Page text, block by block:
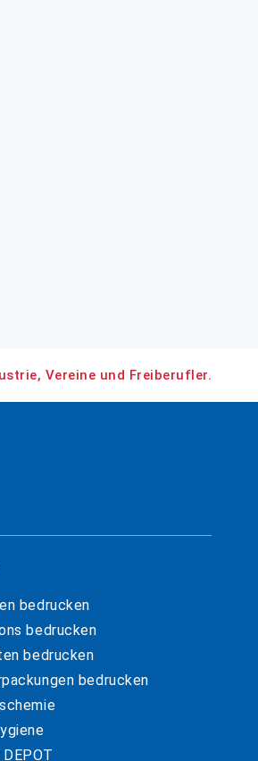
Vereine und Freiberufler.
bedrucken
bedrucken
bedrucken
bedrucken